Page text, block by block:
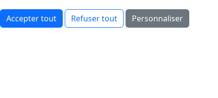
Accepter tout Refuser tout Personnaliser